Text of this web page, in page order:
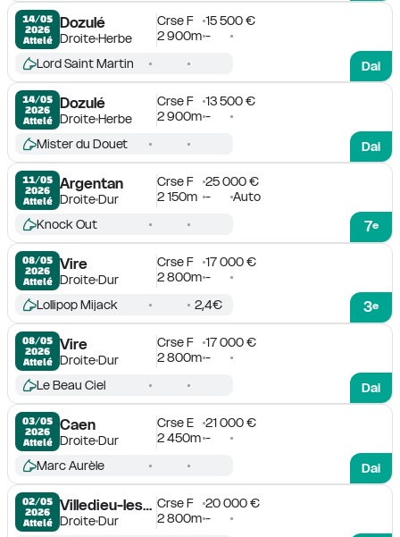
14/05
2026
Attelé
Dozulé
DroiteHerbe
Crse F
15 500 €
2 900m -
Dai
Lord Saint Martin
14/05
2026
Attelé
Dozulé
DroiteHerbe
Crse F
13 500 €
2 900m -
Dai
Mister du Douet
11/05
2026
Attelé
Argentan
DroiteDur
Crse F
25 000 €
2 150m - Auto
7e
Knock Out
08/05
2026
Attelé
Vire
DroiteDur
Crse F
17 000 €
2 800m -
3e
Lollipop Mijack 2,4€
08/05
2026
Attelé
Vire
DroiteDur
Crse F
17 000 €
2 800m -
Dai
Le Beau Ciel
03/05
2026
Attelé
Caen
DroiteDur
Crse E
21 000 €
2 450m -
Dai
Marc Aurèle
02/05
2026
Attelé
Villedieu-les-Poëles
DroiteDur
Crse F
20 000 €
2 800m -